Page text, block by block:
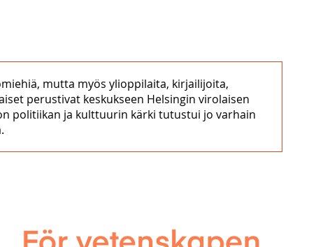
mutta myös ylioppilaita, kirjailijoita,
perustivat keskukseen Helsingin virolaisen
politiikan ja kulttuurin kärki tutustui jo varhain